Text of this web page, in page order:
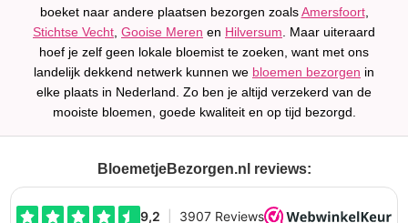
boeket naar andere plaatsen bezorgen zoalsAmersfoort,
Stichtse Vecht Gooise Meren en Hilversum . Maar uiteraard
hoef je zelf geen lokale bloemist te zoeken, want met ons
landelijk dekkend netwerk kunnen we bloemen bezorgen in
elke plaats in Nederland. Zo ben je altijd verzekerd van de
mooiste bloemen, goede kwaliteit en op tijd bezorgd.
BloemetjeBezorgen.nl reviews: